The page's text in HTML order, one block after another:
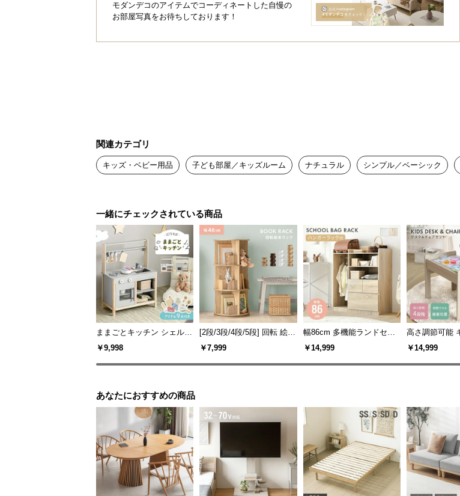
モダンデコのアイテムでコーディネートした自慢の
お部屋写真をお待ちしております！
関連カテゴリ
キッズ・ベビー用品 子ども部屋／キッズルーム ナチュラル シンプル／ベーシック
一緒にチェックされている商品
ままごとキッチン シェルフ
タイプ
￥9,998
[2段/3段/4段/5段] 回転 絵本
棚 幅46cm ブックシェルフ
￥7,999
幅86cm 多機能ランドセル
ラック ハンガーラック付き
￥14,999
高さ調節可能
＆チェアセット
￥14,999
あなたにおすすめの商品